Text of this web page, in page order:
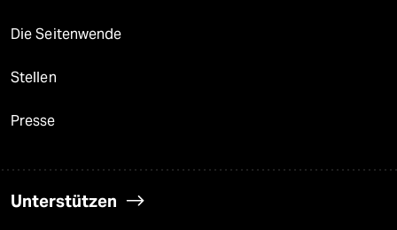
Die Seitenwende
Stellen
Presse
Unterstützen